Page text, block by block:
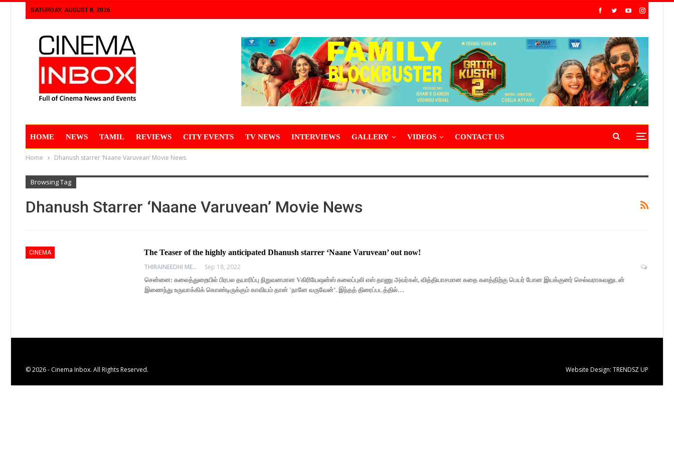
SATURDAY, AUGUST 8, 2026
HOME NEWS TAMIL REVIEWS CITY EVENTS TV NEWS INTERVIEWS GALLERY VIDEOS CONTACT US
Home Dhanush starrer ‘Naane Varuvean’ Movie News
Browsing Tag
Dhanush Starrer ‘Naane Varuvean’ Movie News
CINEMA
The Teaser of the highly anticipated Dhanush starrer ‘Naane Varuvean’ out now!
THIRAINEEDHI MEDIA
Sep 18, 2022
சென்னை: கலைத்துறையில் பிரபல தயாரிப்பு நிறுவனமான Vகிரியேஷன்ஸ் கலைப்புலி எஸ் தாணு அவர்கள், வித்தியாசமான கதை களத்திற்கு பெயர் போன இயக்குனர் செல்வராகவனுடன்
இணைந்து உருவாக்கிக் கொண்டிருக்கும் காவியம் தான் 'நானே வருவேன்’. இந்தத் திரைப்படத்தில்…
© 2026 - Cinema Inbox. All Rights Reserved. Website Design: TRENDSZ UP